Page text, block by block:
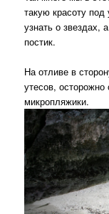
такую красоту
узнать о звездах,
постик.
На отливе в
утесов,
микропляжики.